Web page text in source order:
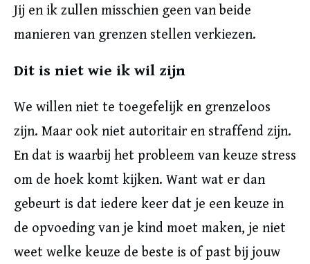
Jij en ik zullen misschien geen van beide
manieren van grenzen stellen verkiezen.
Dit is niet wie ik wil zijn
We willen niet te toegefelijk en grenzeloos
zijn. Maar ook niet autoritair en straffend zijn.
En dat is waarbij het probleem van keuze stress
om de hoek komt kijken. Want wat er dan
gebeurt is dat iedere keer dat je een keuze in
de opvoeding van je kind moet maken, je niet
weet welke keuze de beste is of past bij jouw